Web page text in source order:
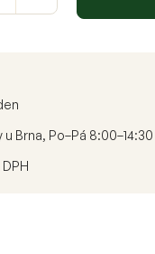
Brna, Po–Pá 8:00–14:30